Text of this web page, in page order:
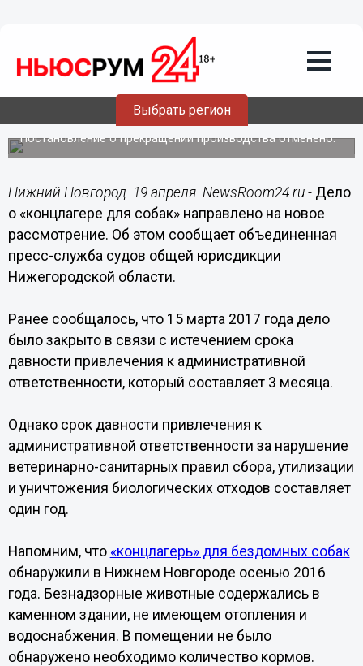
Выбрать регион
Дело о «концлагере для собак»
направлено на новое рассмотрение в
Нижнем Новгороде
Постановление о прекращении производства отменено.
Нижний Новгород. 19 апреля. NewsRoom24.ru - Дело
о «концлагере для собак» направлено на новое
рассмотрение. Об этом сообщает объединенная
пресс-служба судов общей юрисдикции
Нижегородской области.
Ранее сообщалось, что 15 марта 2017 года дело
было закрыто в связи с истечением срока
давности привлечения к административной
ответственности, который составляет 3 месяца.
Однако срок давности привлечения к
административной ответственности за нарушение
ветеринарно-санитарных правил сбора, утилизации
и уничтожения биологических отходов составляет
один год.
Напомним, что «концлагерь» для бездомных собак
обнаружили в Нижнем Новгороде осенью 2016
года. Безнадзорные животные содержались в
каменном здании, не имеющем отопления и
водоснабжения. В помещении не было
обнаружено необходимо количество кормов.